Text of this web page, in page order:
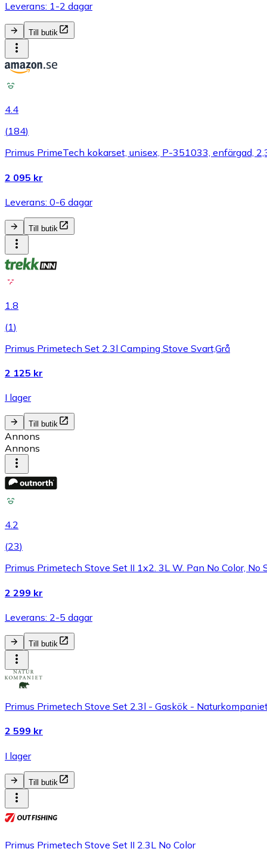
Leverans: 1-2 dagar
Till butik
4.4
(184)
Primus PrimeTech kokarset, unisex, P-351033, enfärgad,
2 095 kr
Leverans: 0-6 dagar
Till butik
1.8
(1)
Primus Primetech Set 2.3l Camping Stove Svart,Grå
2 125 kr
I lager
Till butik
Annons
Annons
4.2
(23)
Primus Primetech Stove Set II 1x2. 3L W. Pan No Color, No
2 299 kr
Leverans: 2-5 dagar
Till butik
Primus Primetech Stove Set 2.3l - Gaskök -
2 599 kr
I lager
Till butik
Primus Primetech Stove Set II 2.3L No Color